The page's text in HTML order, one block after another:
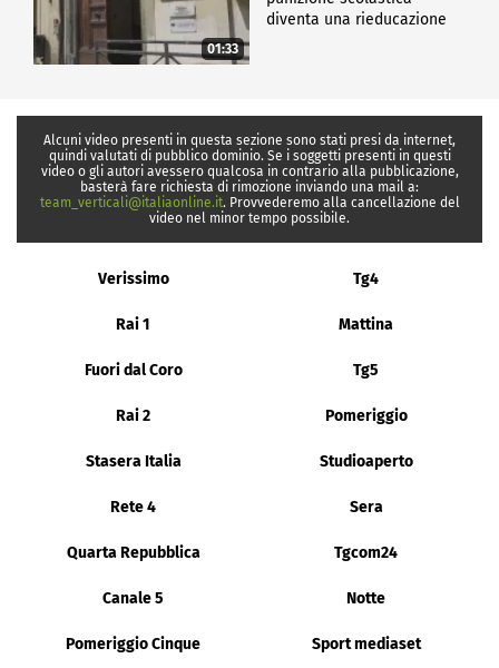
01:33
diventa una rieducazione
Alcuni video presenti in questa sezione sono stati presi da internet,
quindi valutati di pubblico dominio. Se i soggetti presenti in questi
video o gli autori avessero qualcosa in contrario alla pubblicazione,
basterà fare richiesta di rimozione inviando una mail a:
team_verticali@italiaonline.it. Provvederemo alla cancellazione del
video nel minor tempo possibile.
Verissimo Tg4
Rai 1 Mattina
Fuori dal Coro Tg5
Rai 2 Pomeriggio
Stasera Italia Studioaperto
Rete 4 Sera
Quarta Repubblica Tgcom24
Canale 5 Notte
Pomeriggio Cinque Sport mediaset